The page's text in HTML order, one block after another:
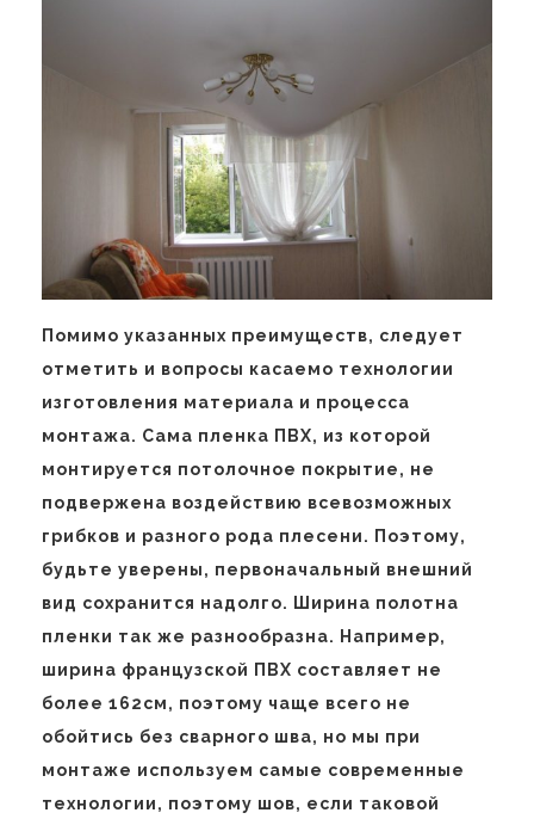
Помимо указанных преимуществ, следует
отметить и вопросы касаемо технологии
изготовления материала и процесса
монтажа. Сама пленка ПВХ, из которой
монтируется потолочное покрытие, не
подвержена воздействию всевозможных
грибков и разного рода плесени. Поэтому,
будьте уверены, первоначальный внешний
вид сохранится надолго. Ширина полотна
пленки так же разнообразна. Например,
ширина французской ПВХ составляет не
более 162см, поэтому чаще всего не
обойтись без сварного шва, но мы при
монтаже используем самые современные
технологии, поэтому шов, если таковой